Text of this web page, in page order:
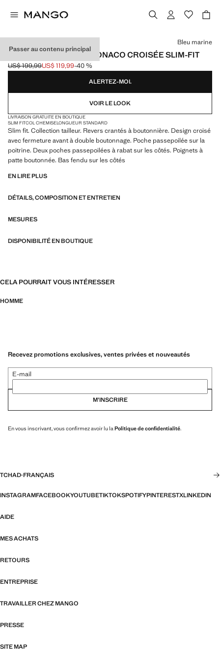
Passer au contenu principal
VESTE DE COSTUME MONACO CROISÉE SLIM-FIT
Prix initial barré [US$ 199,99 ]
US$ 199,99
Prix actuel [US$ 119,99 ]
US$ 119,99-40 %
Choisissez une couleur
Bleu marine
ALERTEZ-MOI.
VOIR LE LOOK
LIVRAISON GRATUITE EN BOUTIQUE
SLIM FITCOL CHEMISELONGUEUR STANDARD
Slim fit. Collection tailleur. Revers crantés à boutonnière. Design croisé
avec fermeture avant à double boutonnage. Poche passepoilée sur la
poitrine. Deux poches passepoilées à rabat sur les côtés. Poignets à
patte boutonnée. Bas fendu sur les côtés
EN LIRE PLUS
DÉTAILS, COMPOSITION ET ENTRETIEN
MESURES
DISPONIBILITÉ EN BOUTIQUE
CELA POURRAIT VOUS INTÉRESSER
HOMME
Recevez promotions exclusives, ventes privées et nouveautés
E-mail
M’INSCRIRE
En vous inscrivant, vous confirmez avoir lu la Politique de confidentialité.
TCHAD·FRANÇAIS
INSTAGRAMFACEBOOKYOUTUBETIKTOKSPOTIFYPINTERESTXLINKEDIN
AIDE
MES ACHATS
RETOURS
ENTREPRISE
TRAVAILLER CHEZ MANGO
PRESSE
SITE MAP